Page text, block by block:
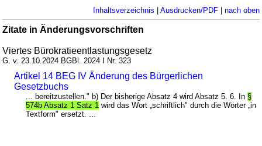
Inhaltsverzeichnis | Ausdrucken/PDF| nach oben
Zitate in Änderungsvorschriften
Viertes Bürokratieentlastungsgesetz
G. v. 23.10.2024 BGBl. 2024 I Nr. 323
Artikel 14 BEG IV Änderung des Bürgerlichen
Gesetzbuchs
... bereitzustellen." b) Der bisherige Absatz 4 wird Absatz 5. 6. In §
574b Absatz 1 Satz 1 wird das Wort „schriftlich" durch die Wörter „in
Textform" ersetzt. ...